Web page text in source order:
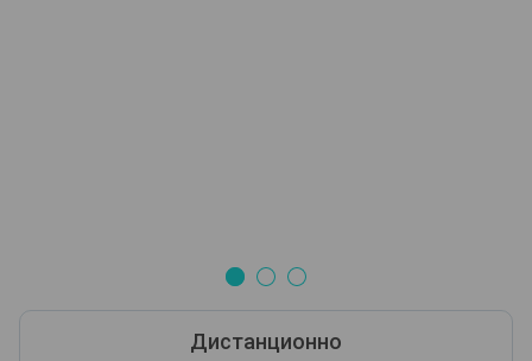
Дистанционно